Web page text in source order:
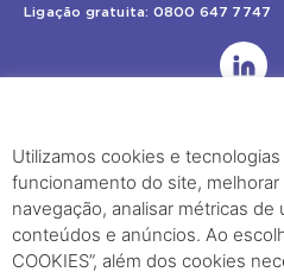
Ligação gratuita: 0800 647 7747
UHE Jirau
Rodovia BR-364, KM 824 S/Nº -
(RO) – CEP: 76840-000 – Telefone: (69)
Utilizamos cookies e
funcionamento do site,
navegação, analisar métricas de
conteúdos e anúncios. Ao
COOKIES”, além dos cookies